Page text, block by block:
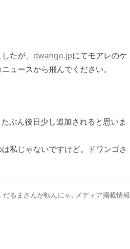
たが、 dwango.jpにてモアレのケ
ュースから飛んでください。
ぶん後日少し追加されると思いま
私じゃないですけど。ドワンゴさ
, だるまさんが転んにゃ, メディア掲載情報